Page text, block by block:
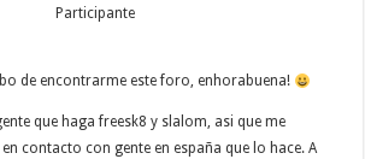
Participante
de encontrarme este foro, enhorabuena!
que haga freesk8 y slalom, asi que me
contacto con gente en españa que lo hace. A